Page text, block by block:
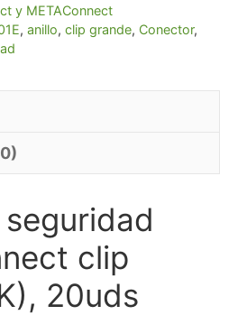
grande
cantidad
y METAConnect
, anillo, clip grande, Conector,
clip
20uds